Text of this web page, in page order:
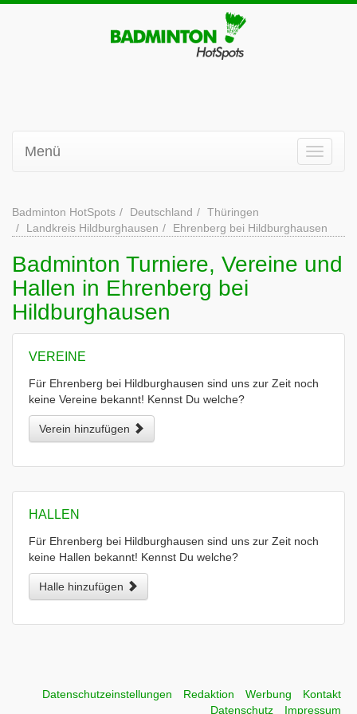
Menü
Badminton HotSpots Deutschland
Thüringen
Landkreis Hildburghausen
Ehrenberg bei Hildburghausen
Badminton Turniere, Vereine und
Hallen in Ehrenberg bei
Hildburghausen
VEREINE
Für Ehrenberg bei Hildburghausen sind uns zur Zeit noch
keine Vereine bekannt! Kennst Du welche?
Verein hinzufügen
HALLEN
Für Ehrenberg bei Hildburghausen sind uns zur Zeit noch
keine Hallen bekannt! Kennst Du welche?
Halle hinzufügen
Datenschutzeinstellungen Redaktion Werbung
Kontakt
Datenschutz
Impressum